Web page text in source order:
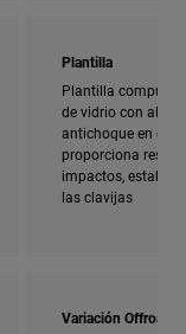
Plantilla
Plantilla
de vidrio con
antichoque en el
proporciona
impactos,
las clavijas
Variación Offroad